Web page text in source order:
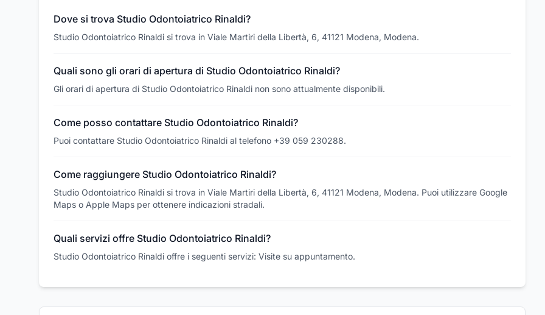
Dove si trova Studio Odontoiatrico Rinaldi?
Studio Odontoiatrico Rinaldi si trova in Viale Martiri della Libertà, 6, 41121 Modena, Modena.
Quali sono gli orari di apertura di Studio Odontoiatrico Rinaldi?
Gli orari di apertura di Studio Odontoiatrico Rinaldi non sono attualmente disponibili.
Come posso contattare Studio Odontoiatrico Rinaldi?
Puoi contattare Studio Odontoiatrico Rinaldi al telefono +39 059 230288.
Come raggiungere Studio Odontoiatrico Rinaldi?
Studio Odontoiatrico Rinaldi si trova in Viale Martiri della Libertà, 6, 41121 Modena, Modena. Puoi utilizzare Google
Maps o Apple Maps per ottenere indicazioni stradali.
Quali servizi offre Studio Odontoiatrico Rinaldi?
Studio Odontoiatrico Rinaldi offre i seguenti servizi: Visite su appuntamento.